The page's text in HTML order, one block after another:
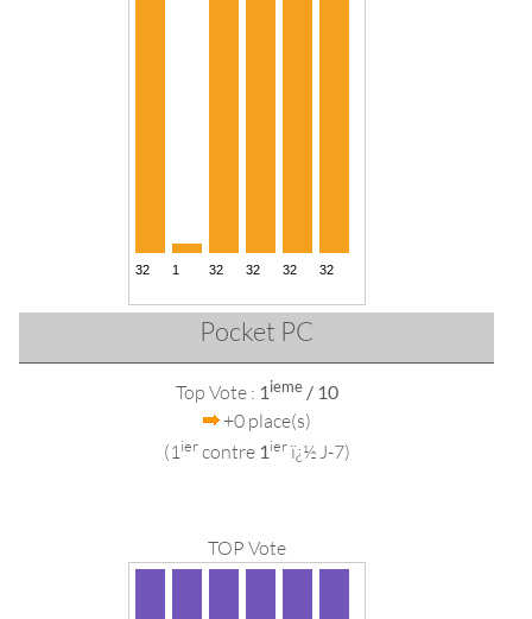
Pocket PC
Top Vote : 1ieme/ 10
+0 place(s)
(1 iercontre 1ierï¿½ J-7)
TOP Vote